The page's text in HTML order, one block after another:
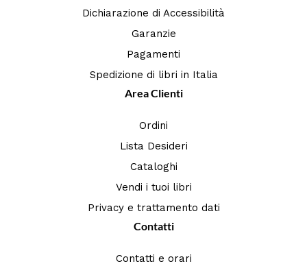
Dichiarazione di Accessibilità
Garanzie
Pagamenti
Spedizione di libri in Italia
Area Clienti
Ordini
Lista Desideri
Cataloghi
Vendi i tuoi libri
Privacy e trattamento dati
Contatti
Contatti e orari